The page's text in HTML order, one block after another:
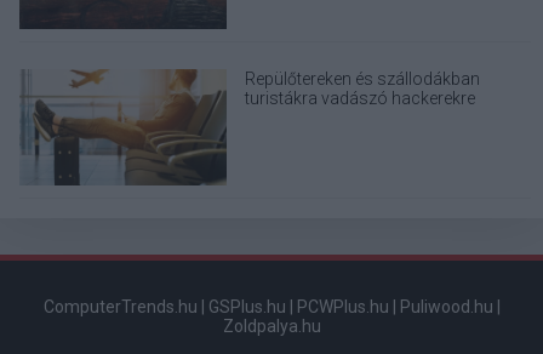
Repülőtereken és szállodákban
turistákra vadászó hackerekre
ComputerTrends.hu GSPlus.hu PCWPlus.hu Puliwood.hu
Zoldpalya.hu